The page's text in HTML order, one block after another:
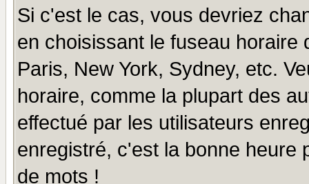
Si c'est le cas, vous devriez
en choisissant le fuseau
Paris, New York, Sydney, etc.
horaire, comme la plupart des
effectué par les utilisateurs
enregistré, c'est la bonne heure
de mots !